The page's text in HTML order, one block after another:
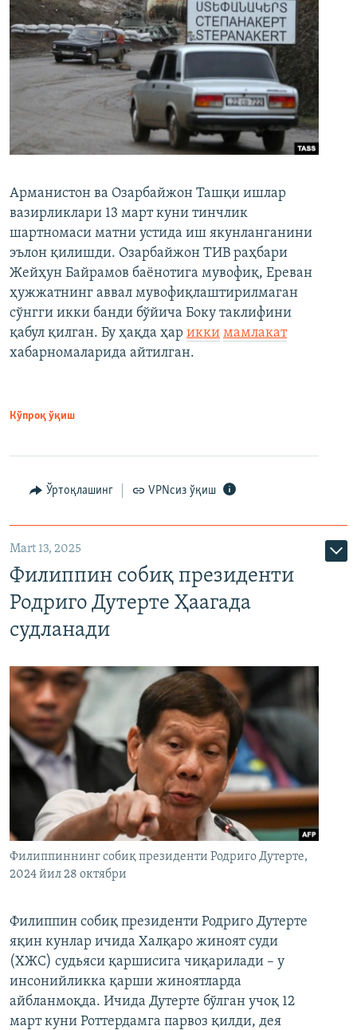
Арманистон ва Озарбайжон Ташқи ишлар
вазирликлари 13 март куни тинчлик
шартномаси матни устида иш якунланганини
эълон қилишди. Озарбайжон ТИВ раҳбари
Жейҳун Байрамов баёнотига мувофиқ, Ереван
ҳужжатнинг аввал мувофиқлаштирилмаган
сўнгги икки банди бўйича Боку таклифини
қабул қилган. Бу ҳақда ҳар икки мамлакат
хабарномаларида айтилган.
Кўпроқ ўқиш
Ўртоқлашинг VPNсиз ўқиш
Mart 13, 2025
Филиппин собиқ президенти
Родриго Дутерте Ҳаагада
судланади
Филиппиннинг собиқ президенти Родриго Дутерте,
2024 йил 28 октябри
Филиппин собиқ президенти Родриго Дутерте
яқин кунлар ичида Халқаро жиноят суди
(ХЖС) судьяси қаршисига чиқарилади – у
инсонийликка қарши жиноятларда
айбланмоқда. Ичида Дутерте бўлган учоқ 12
март куни Роттердамга парвоз қилди, дея